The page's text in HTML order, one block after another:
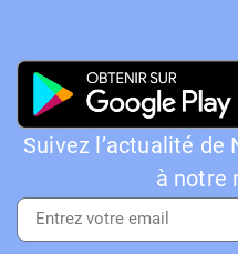
Suivez l’actualité de
à notre